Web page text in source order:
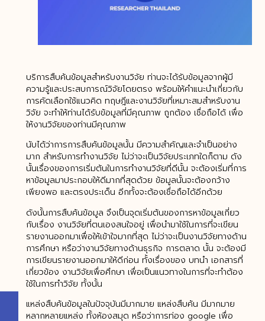
บริการสืบค้นข้อมูลสำหรับงานวิจัย ท่านจะได้รับข้อมูลจากผู้มี
ความรู้และประสบการณ์วิจัยโดยตรง พร้อมให้คำแนะนำเกี่ยวกับ
การคัดเลือกใช้แนวคิด ทฤษฎีและงานวิจัยที่เหมาะสมสำหรับงาน
วิจัย จะทำให้ท่านได้รับข้อมูลที่มีคุณภาพ ถูกต้อง เชื่อถือได้ เพื่อ
ให้งานวิจัยของท่านมีคุณภาพ
นับได้ว่าการการสืบค้นข้อมูลนั้น มีความสำคัญและจำเป็นอย่าง
มาก สำหรับการทำงานวิจัย ไม่ว่าจะเป็นวิจัยประเภทใดก็ตาม ดัง
นั้นเรื่องของการเริ่มต้นในการทำงานวิจัยที่ดีนั้น จะต้องเริ่มที่การ
หาข้อมูลมาประกอบให้ดีมากที่สุดด้วย ข้อมูลนั้นจะต้องกว้าง
เพียงพอ และตรงประเด็น อีกทั้งจะต้องเชื่อถือได้อีกด้วย
ดังนั้นการสืบค้นข้อมูล จึงเป็นจุดเริ่มต้นของการหาข้อมูลเกี่ยว
กับเรื่อง งานวิจัยที่ตนเองสนใจอยู่ เพื่อนำมาใช้ในการที่จะเขียน
รายงานออกมาเพื่อให้เข้าใจมากที่สุด ไม่ว่าจะเป็นงานวิจัยทางด้าน
การศึกษา หรือว่างานวิจัยทางด้านธุรกิจ การตลาด นั้น จะต้องมี
การเขียนรายงานออกมาให้ดีก่อน ทั้งเรื่องของ บทนำ เอกสารที่
เกี่ยวข้อง งานวิจัยเพื่อศึกษา เพื่อเป็นแนวทางในการที่จะทำต้อง
ใช้ในการทำวิจัย ทั้งนั้น
แหล่งสืบค้นข้อมูลในปัจจุบันมีมากมาย แหล่งสืบค้น มีมากมาย
หลากหลายแหล่ง ทั้งห้องสมุด หรือว่าการท่อง google เพื่อ